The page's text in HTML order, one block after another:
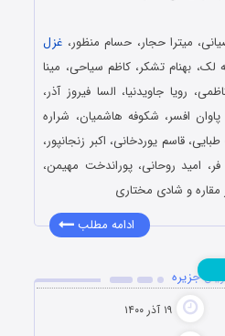
میترا حجار، حسام منظور، غزل
لک، بهنام تشکر، کاظم سیاحی، مینا
رویا جاویدنیا، السا فیروز آذر،
افسر، شکوفه هاشمیان، شراره
قاسم یوردخانی، اکبر زنجانپور،
امید روحانی، پوراندخت مهیمن،
مقاره و شادی مختاری
ادامه مطلب
۱۹ آذر ۱۴۰۰